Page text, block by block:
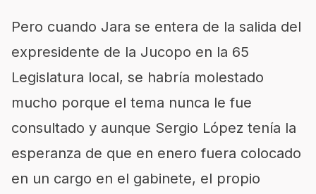
Pero cuando Jara se entera de la salida del
expresidente de la Jucopo en la 65
Legislatura local, se habría molestado
mucho porque el tema nunca le fue
consultado y aunque Sergio López tenía la
esperanza de que en enero fuera colocado
en un cargo en el gabinete, el propio